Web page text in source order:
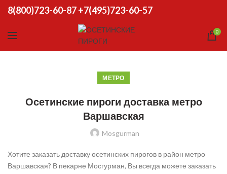
8(800)723-60-87+7(495)723-60-57
0
МЕТРО
Осетинские пироги доставка метро
Варшавская
Mosgurman
Хотите заказать доставку осетинских пирогов в район метро
Варшавская? В пекарне Мосгурман, Вы всегда можете заказать